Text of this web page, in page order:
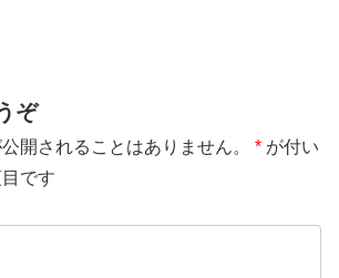
ぞ
開されることはありません。 * が付い
です